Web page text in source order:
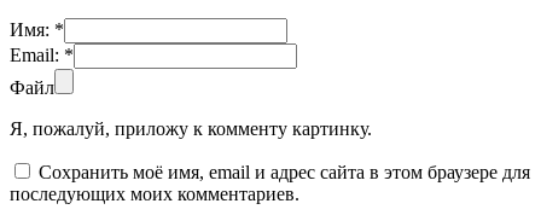
Имя: *
Email: *
Файл
Я, пожалуй, приложу к комменту картинку.
Сохранить моё имя, email и адрес сайта в этом браузере для
последующих моих комментариев.